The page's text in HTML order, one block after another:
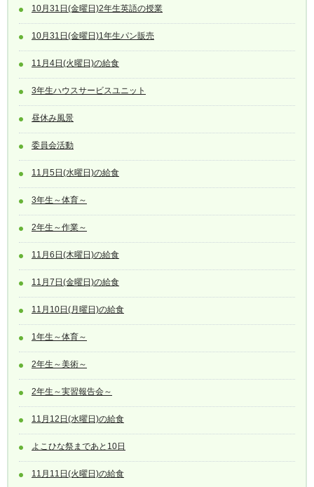
10月31日(金曜日)2年生英語の授業
10月31日(金曜日)1年生パン販売
11月4日(火曜日)の給食
3年生ハウスサービスユニット
昼休み風景
委員会活動
11月5日(水曜日)の給食
3年生～体育～
2年生～作業～
11月6日(木曜日)の給食
11月7日(金曜日)の給食
11月10日(月曜日)の給食
1年生～体育～
2年生～美術～
2年生～実習報告会～
11月12日(水曜日)の給食
よこひな祭まであと10日
11月11日(火曜日)の給食